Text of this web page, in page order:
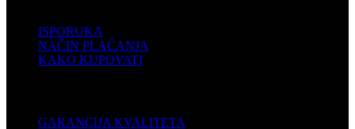
ISPORUKA
NAČIN PLAĆANJA
KAKO KUPOVATI
GARANCIJA KVALITETA